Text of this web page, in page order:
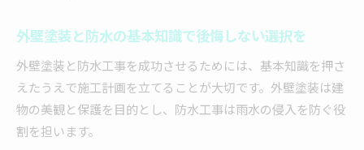
外壁塗装のDIYと業者依頼のメリット・デメリ
外壁防水コーキングやスプレーのDIY活用法
外壁塗装と防水工事の長持ちさせる選び方
外壁塗装と防水の基本知識で後悔しない選択を
外壁塗装と防水工事を成功させるためには、基本知識を押さ
えたうえで施工計画を立てることが大切です。外壁塗装は建
物の美観と保護を目的とし、防水工事は雨水の侵入を防ぐ役
割を担います。